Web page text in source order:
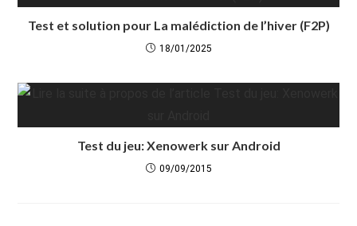
Test et solution pour La malédiction de l’hiver (F2P)
18/01/2025
Test du jeu: Xenowerk sur Android
09/09/2015